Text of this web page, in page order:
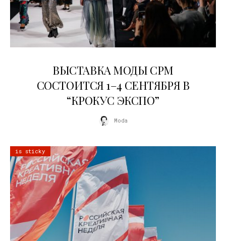
ВЫСТАВКА МОДЫ CPM
СОСТОИТСЯ 1–4 СЕНТЯБРЯ В
“КРОКУС ЭКСПО”
Moda
is sticky